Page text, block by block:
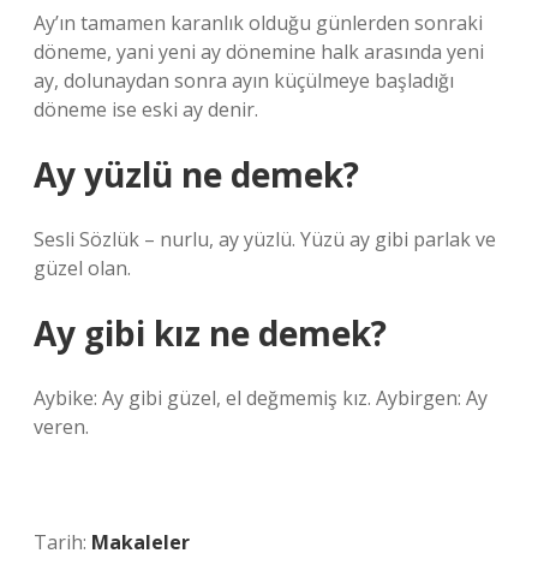
Ay’ın tamamen karanlık olduğu günlerden sonraki
döneme, yani yeni ay dönemine halk arasında yeni
ay, dolunaydan sonra ayın küçülmeye başladığı
döneme ise eski ay denir.
Ay yüzlü ne demek?
Sesli Sözlük – nurlu, ay yüzlü. Yüzü ay gibi parlak ve
güzel olan.
Ay gibi kız ne demek?
Aybike: Ay gibi güzel, el değmemiş kız. Aybirgen: Ay
veren.
Tarih: Makaleler